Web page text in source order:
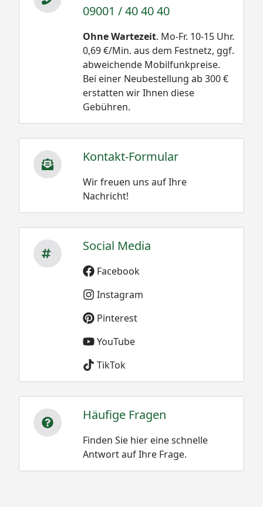
09001 / 40 40 40
Ohne Wartezeit. Mo-Fr. 10-15 Uhr.
0,69 €/Min. aus dem Festnetz, ggf.
abweichende Mobilfunkpreise.
Bei einer Neubestellung ab 300 €
erstatten wir Ihnen diese
Gebühren.
Kontakt-Formular
Wir freuen uns auf Ihre
Nachricht!
Social Media
Facebook
Instagram
Pinterest
YouTube
TikTok
Häufige Fragen
Finden Sie hier eine schnelle
Antwort auf Ihre Frage.